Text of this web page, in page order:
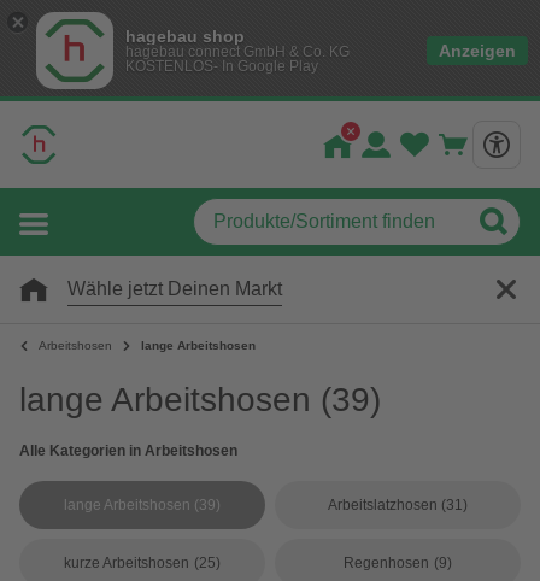
hagebau shop
hagebau connect GmbH & Co. KG
KOSTENLOS- In Google Play
Anzeigen
Wähle jetzt Deinen Markt
Arbeitshosen lange Arbeitshosen
lange Arbeitshosen (39)
Alle Kategorien in Arbeitshosen
lange Arbeitshosen (39) Arbeitslatzhosen (31)
kurze Arbeitshosen (25) Regenhosen (9)